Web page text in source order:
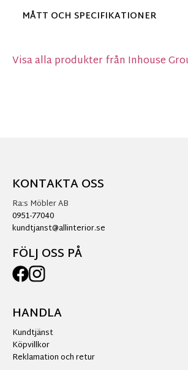
MÅTT OCH SPECIFIKATIONER
Visa alla produkter från Inhouse
KONTAKTA OSS
Ra:s Möbler AB
0951-77040
kundtjanst@allinterior.se
FÖLJ OSS PÅ
HANDLA
Kundtjänst
Köpvillkor
Reklamation och retur